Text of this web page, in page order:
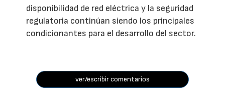
disponibilidad de red eléctrica y la seguridad
regulatoria continúan siendo los principales
condicionantes para el desarrollo del sector.
ver/escribir comentarios